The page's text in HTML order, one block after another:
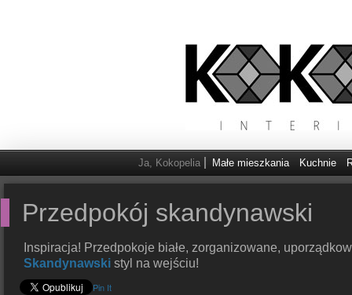
Ja, Kokopelia Małe mieszkania Kuchnie
Przedpokój skandynawski
Inspiracja! Przedpokoje białe, zorganizowane,
Skandynawski styl na wejściu!
Pin It